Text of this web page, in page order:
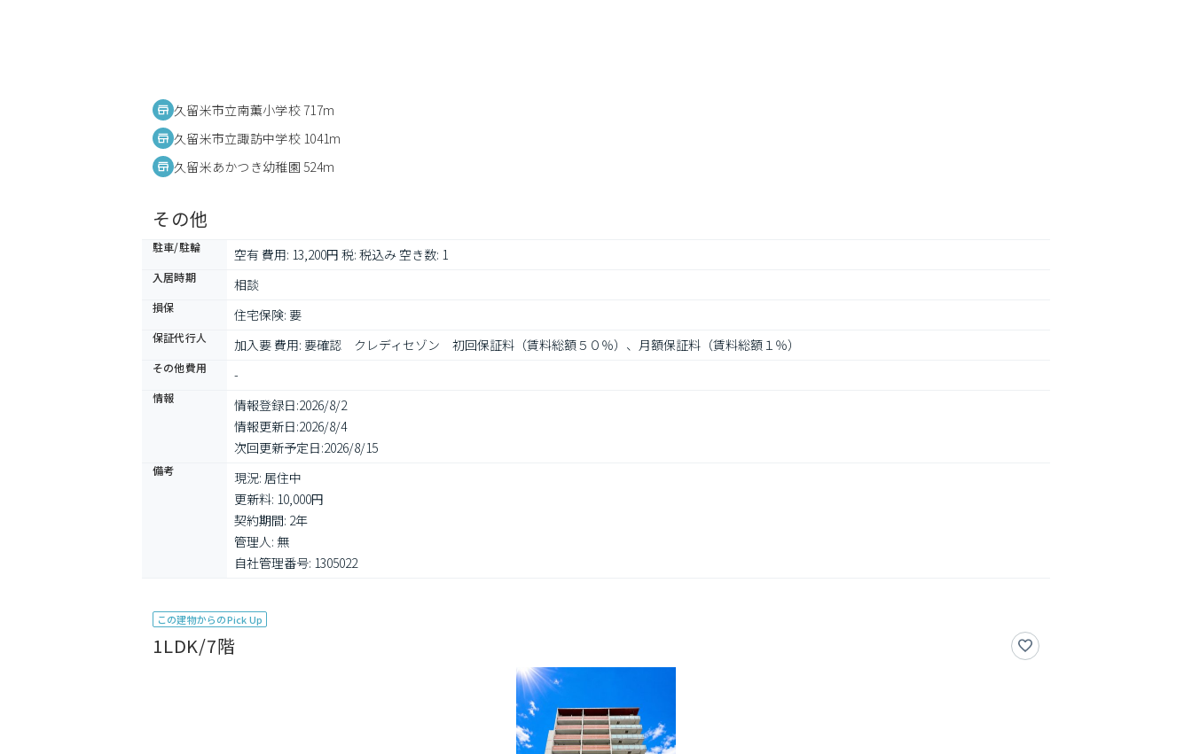
久留米市立南薫小学校 717m
久留米市立諏訪中学校 1041m
久留米あかつき幼稚園 524m
その他
駐車/駐輪 空有 費用: 13,200円 税: 税込み 空き数: 1
入居時期 相談
損保 住宅保険: 要
保証代行人 加入要 費用: 要確認　クレディセゾン　初回保証料（賃料総額５０％）、月額保証料（賃料総額１％）
その他費用 -
情報 情報登録日:2026/8/2
情報更新日:2026/8/4
次回更新予定日:2026/8/15
備考
現況: 居住中
更新料: 10,000円
契約期間: 2年
管理人: 無
自社管理番号: 1305022
この建物からのPick Up
1LDK/7階